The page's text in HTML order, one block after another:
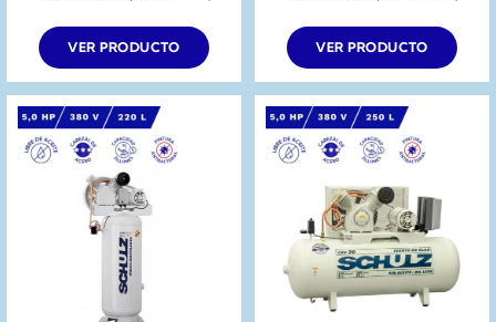
VER PRODUCTO VER PRODUCTO